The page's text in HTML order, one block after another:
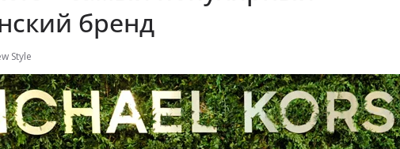
бренд
Style